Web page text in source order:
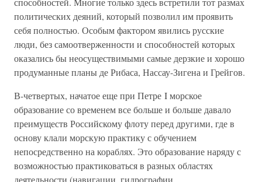
политических деяний, который позволил им проявить
себя полностью. Особым фактором явились русские
люди, без самоотверженности и способностей которых
оказались бы неосуществимыми самые дерзкие и хорошо
продуманные планы де Рибаса, Нассау-Зигена и Грейгов.
В-четвертых, начатое еще при Петре I морское
образование со временем все больше и больше давало
преимуществ Российскому флоту перед другими, где в
основу клали морскую практику с обучением
непосредственно на кораблях. Это образование наряду с
возможностью практиковаться в разных областях
деятельности (навигации, гидрографии,